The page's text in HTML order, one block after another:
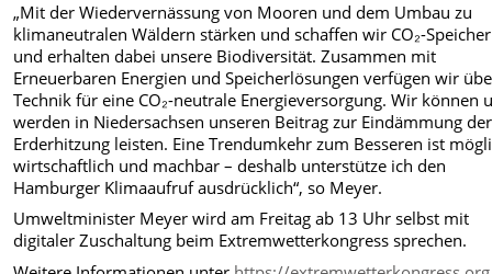
„Mit der Wiedervernässung von Mooren und dem Umbau zu
klimaneutralen Wäldern stärken und schaffen wir CO₂-
und erhalten dabei unsere Biodiversität. Zusammen mit
Erneuerbaren Energien und Speicherlösungen verfügen wir
Technik für eine CO₂-neutrale Energieversorgung. Wir können
werden in Niedersachsen unseren Beitrag zur Eindämmung der
Erderhitzung leisten. Eine Trendumkehr zum Besseren ist
wirtschaftlich und machbar – deshalb unterstütze ich den
Hamburger Klimaaufruf ausdrücklich“, so Meyer.
Umweltminister Meyer wird am Freitag ab 13 Uhr selbst mit
digitaler Zuschaltung beim Extremwetterkongress sprechen.